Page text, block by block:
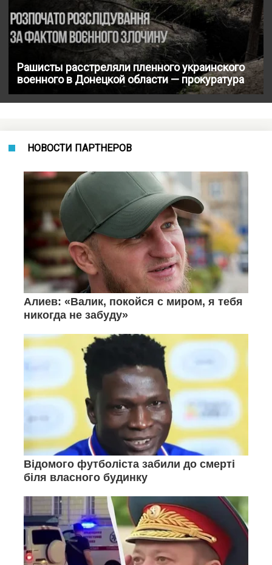
Рашисты расстреляли пленного украинского
военного в Донецкой области — прокуратура
НОВОСТИ ПАРТНЕРОВ